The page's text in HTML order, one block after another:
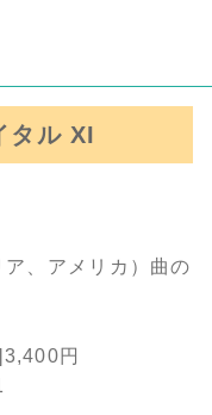
タル XI
ア、アメリカ）曲の
円